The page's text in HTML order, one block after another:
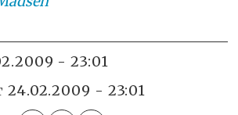
- 23:01
24.02.2009 - 23:01